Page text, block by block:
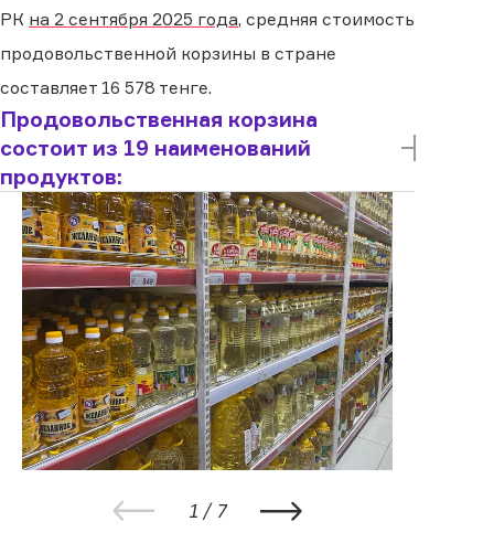
РК на 2 сентября 2025 года, средняя стоимость
продовольственной корзины в стране
составляет 16 578 тенге.
Продовольственная корзина
состоит из 19 наименований
продуктов:
Мука пшеничная первого сорта, кг
Хлеб пшеничный первого сорта
Рожки весовые, кг
Рис шлифованный весовой, кг
Крупа гречневая весовая, кг
Подсолнечное масло, литр
Масло сливочное несоленое, кг
Говядина лопаточно-грудная часть, кг
Мясо кур (бедренная и берцовая кость с
1 / 7